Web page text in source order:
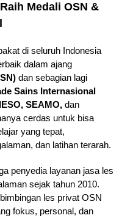
Medali OSN &
di seluruh Indonesia
dalam ajang
dan sebagian lagi
Sains Internasional
SEAMO,dan
cerdas untuk bisa
yang tepat,
dan latihan terarah.
penyedia layanan jasa les
sejak tahun 2010.
les privat OSN
fokus, personal, dan